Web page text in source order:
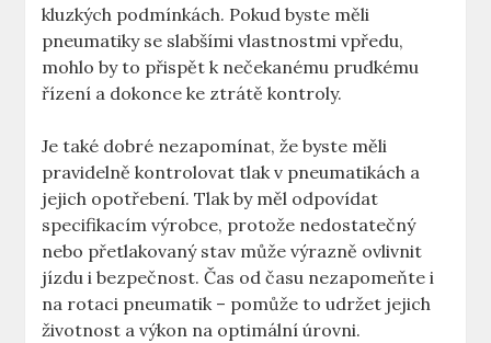
kluzkých podmínkách. Pokud byste měli
pneumatiky se slabšími vlastnostmi vpředu,
mohlo by to přispět k nečekanému prudkému
řízení a dokonce ke ztrátě kontroly.
Je také dobré nezapomínat, že byste měli
pravidelně kontrolovat tlak v pneumatikách a
jejich opotřebení. Tlak by měl odpovídat
specifikacím výrobce, protože nedostatečný
nebo přetlakovaný stav může výrazně ovlivnit
jízdu i bezpečnost. Čas od času nezapomeňte i
na rotaci pneumatik – pomůže to udržet jejich
životnost a výkon na optimální úrovni.